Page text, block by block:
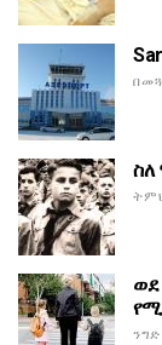
ስለ
ንግድ